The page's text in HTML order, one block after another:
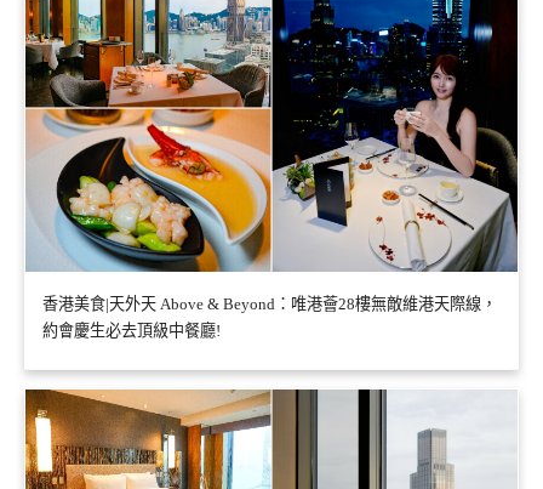
香港美食|天外天 Above & Beyond：唯港薈28樓無敵維港天際線，
約會慶生必去頂級中餐廳!